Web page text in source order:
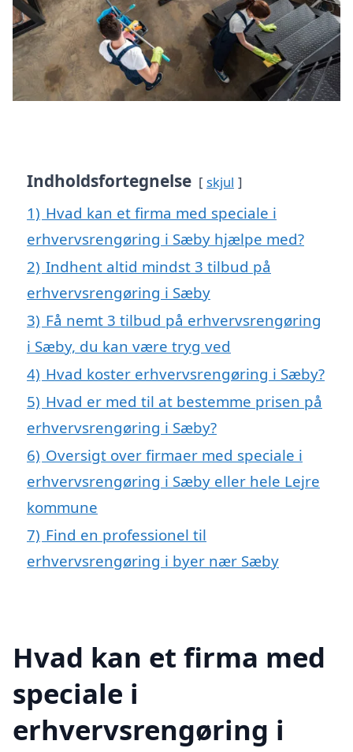
Indholdsfortegnelse skjul
1) Hvad kan et firma med speciale i
erhvervsrengøring i Sæby hjælpe med?
2) Indhent altid mindst 3 tilbud på
erhvervsrengøring i Sæby
3) Få nemt 3 tilbud på erhvervsrengøring
i Sæby, du kan være tryg ved
4) Hvad koster erhvervsrengøring i Sæby?
5) Hvad er med til at bestemme prisen på
erhvervsrengøring i Sæby?
6) Oversigt over firmaer med speciale i
erhvervsrengøring i Sæby eller hele Lejre
kommune
7) Find en professionel til
erhvervsrengøring i byer nær Sæby
Hvad kan et firma med
speciale i
erhvervsrengøring i